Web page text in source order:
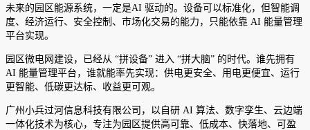
未来的园区能源系统，一定是AI 驱动的。设备可以标准化，但智能调
度、经济运行、安全控制、市场化交易的能力，只能依靠 AI 能量管理
平台实现。
园区微电网建设，已经从 “拼设备” 进入 “拼大脑” 的时代。谁先拥有
AI 能量管理平台，谁就能率先实现：供电更安全、用电更便宜、运行
更智能、低碳更达标、收益更可观。
广州小兵过河信息科技有限公司，以自研 AI 算法、数字孪生、云边端
一体化技术为核心，专注为园区提供高可靠、低成本、快落地、可盈